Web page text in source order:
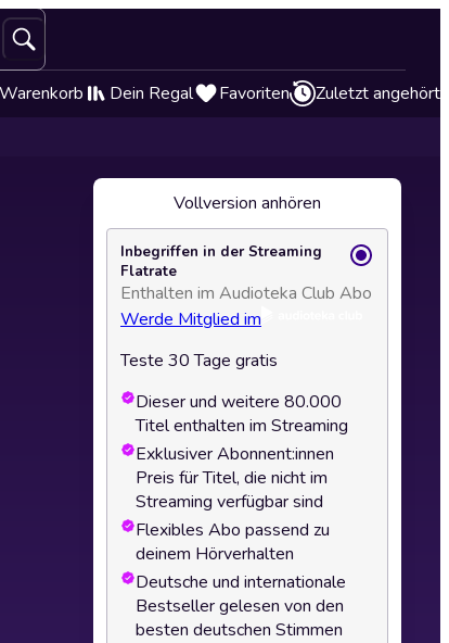
Warenkorb Dein Regal Favoriten Zuletzt angehört
Vollversion anhören
Inbegriffen in der Streaming
Flatrate
Enthalten im Audioteka Club Abo
Werde Mitglied im
Teste 30 Tage gratis
Dieser und weitere 80.000
Titel enthalten im Streaming
Exklusiver Abonnent:innen
Preis für Titel, die nicht im
Streaming verfügbar sind
Flexibles Abo passend zu
deinem Hörverhalten
Deutsche und internationale
Bestseller gelesen von den
besten deutschen Stimmen